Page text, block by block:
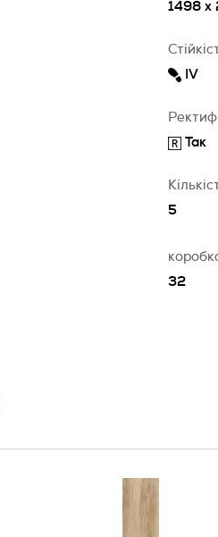
1498 x
IV
Так
5
32